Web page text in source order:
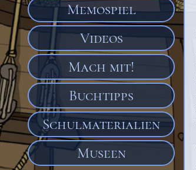
Memospiel
Videos
Mach mit!
Buchtipps
Schulmaterialien
Museen